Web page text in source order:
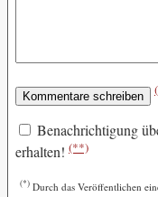
Benachrichtigung
erhalten! (**)
(*) Durch das Veröffentlichen